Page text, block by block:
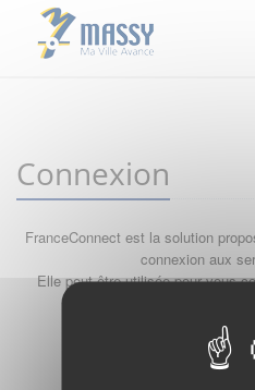
Connexion
FranceConnect est la solution
connexion aux
Elle peut être utilisée pour vous
Qu'est-ce que